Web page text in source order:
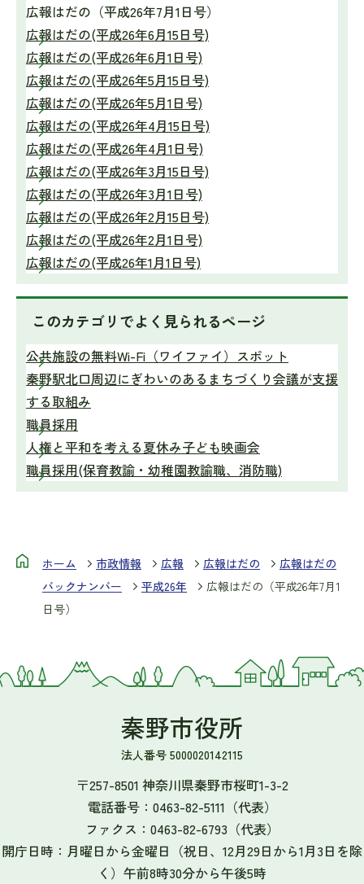
広報はだの（平成26年7月1日号）
広報はだの(平成26年6月15日号)
広報はだの(平成26年6月1日号)
広報はだの(平成26年5月15日号)
広報はだの(平成26年5月1日号)
広報はだの(平成26年4月15日号)
広報はだの(平成26年4月1日号)
広報はだの(平成26年3月15日号)
広報はだの(平成26年3月1日号)
広報はだの(平成26年2月15日号)
広報はだの(平成26年2月1日号)
広報はだの(平成26年1月1日号)
このカテゴリでよく見られるページ
公共施設の無料Wi-Fi（ワイファイ）スポット
秦野駅北口周辺にぎわいのあるまちづくり会議が支援
する取組み
職員採用
人権と平和を考える夏休み子ども映画会
職員採用(保育教諭・幼稚園教諭職、消防職)
ホーム 市政情報 広報 広報はだの
広報はだの
バックナンバー
平成26年
広報はだの（平成26年7月1
日号）
秦野市役所
法人番号 5000020142115
〒257-8501 神奈川県秦野市桜町1-3-2
電話番号： 0463-82-5111 （代表）
ファクス： 0463-82-6793 （代表）
開庁日時：月曜日から金曜日（祝日、12月29日から1月3日を除
く）午前8時30分から午後5時